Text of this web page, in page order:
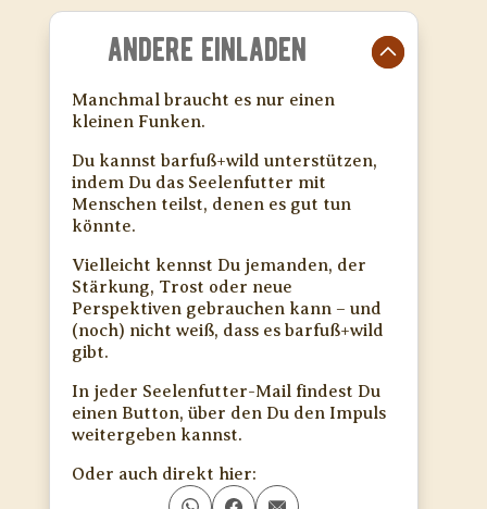
ANDERE EINLADEN
Manchmal braucht es nur einen
kleinen Funken.
Du kannst barfuß+wild unterstützen,
indem Du das Seelenfutter mit
Menschen teilst, denen es gut tun
könnte.
Vielleicht kennst Du jemanden, der
Stärkung, Trost oder neue
Perspektiven gebrauchen kann – und
(noch) nicht weiß, dass es barfuß+wild
gibt.
In jeder Seelenfutter-Mail findest Du
einen Button, über den Du den Impuls
weitergeben kannst.
Oder auch direkt hier: